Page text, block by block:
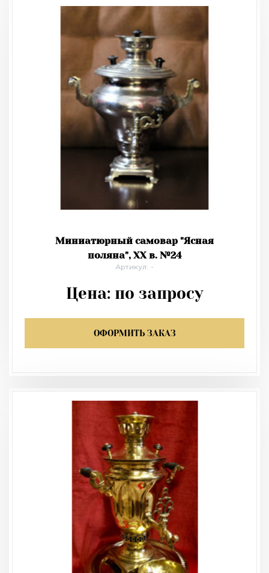
Миниатюрный самовар "Ясная
поляна", XX в. №24
Артикул: -
Цена: по запросу
ОФОРМИТЬ ЗАКАЗ